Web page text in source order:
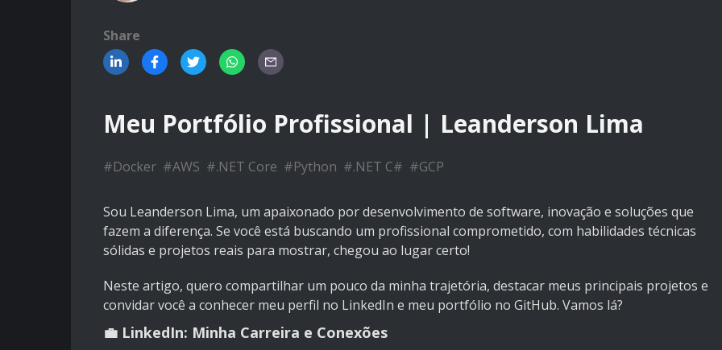
Share
Meu Portfólio Profissional | Leanderson Lima
#Docker #AWS #.NET Core #Python #.NET C# #GCP
Sou Leanderson Lima, um apaixonado por desenvolvimento de software, inovação e soluções que
fazem a diferença. Se você está buscando um profissional comprometido, com habilidades técnicas
sólidas e projetos reais para mostrar, chegou ao lugar certo!
Neste artigo, quero compartilhar um pouco da minha trajetória, destacar meus principais projetos e
convidar você a conhecer meu perfil no LinkedIn e meu portfólio no GitHub. Vamos lá?
💼 LinkedIn: Minha Carreira e Conexões